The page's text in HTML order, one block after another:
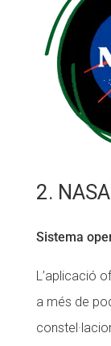
2. NASA
Sistema
L’aplicació
a més de